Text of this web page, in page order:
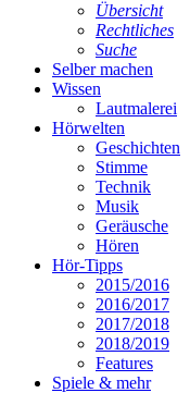
Übersicht
Rechtliches
Suche
Selber machen
Wissen
Lautmalerei
Hörwelten
Geschichten
Stimme
Technik
Musik
Geräusche
Hören
Hör-Tipps
2015/2016
2016/2017
2017/2018
2018/2019
Features
Spiele & mehr